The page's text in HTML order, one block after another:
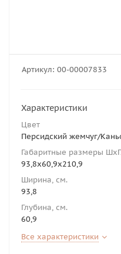
Артикул: 00-00007833
Характеристики
Цвет
Персидский жемчуг/
Габаритные размеры
93,8х60,9х210,9
Ширина, см.
93,8
Глубина, см.
60,9
Все характеристики